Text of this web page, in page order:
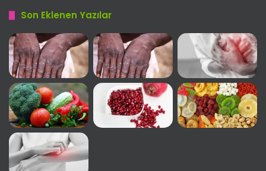
Son Eklenen Yazılar